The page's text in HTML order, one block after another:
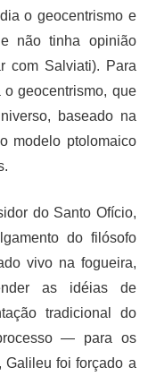
o geocentrismo e
não tinha opinião
com Salviati). Para
o geocentrismo, que
baseado na
modelo ptolomaico
do Santo Ofício,
do filósofo
vivo na fogueira,
as idéias de
tradicional do
— para os
Galileu foi forçado a